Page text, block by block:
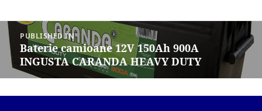
Navigare
articole
PUBLISHED IN
Baterie camioane 12V 150Ah 900A
INGUSTA CARANDA HEAVY DUTY